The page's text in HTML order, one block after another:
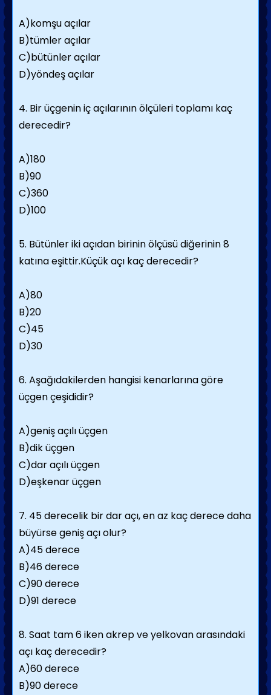
A)komşu açılar
B)tümler açılar
C)bütünler açılar
D)yöndeş açılar
4. Bir üçgenin iç açılarının ölçüleri toplamı kaç
derecedir?
A)180
B)90
C)360
D)100
5. Bütünler iki açıdan birinin ölçüsü diğerinin 8
katına eşittir.Küçük açı kaç derecedir?
A)80
B)20
C)45
D)30
6. Aşağıdakilerden hangisi kenarlarına göre
üçgen çeşididir?
A)geniş açılı üçgen
B)dik üçgen
C)dar açılı üçgen
D)eşkenar üçgen
7. 45 derecelik bir dar açı, en az kaç derece daha
büyürse geniş açı olur?
A)45 derece
B)46 derece
C)90 derece
D)91 derece
8. Saat tam 6 iken akrep ve yelkovan arasındaki
açı kaç derecedir?
A)60 derece
B)90 derece